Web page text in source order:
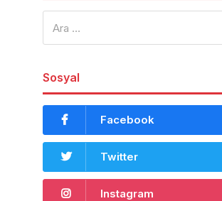
Sosyal
Facebook
Twitter
Instagram